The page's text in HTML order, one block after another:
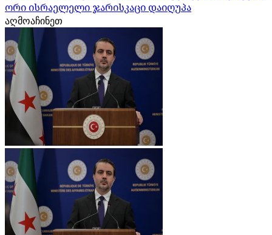
ორი ისრაელელი ჯარისკაცი დაიღუპა
აღმოაჩინეთ